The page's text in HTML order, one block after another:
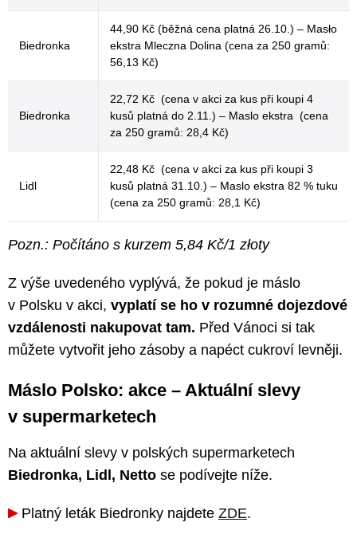
Biedronka
44,90 Kč (běžná cena platná 26.10.) – Masło
ekstra Mleczna Dolina (cena za 250 gramů:
56,13 Kč)
Biedronka
22,72 Kč (cena v akci za kus při koupi 4
kusů platná do 2.11.) – Maslo ekstra (cena
za 250 gramů: 28,4 Kč)
Lidl
22,48 Kč (cena v akci za kus při koupi 3
kusů platná 31.10.) – Maslo ekstra 82 % tuku
(cena za 250 gramů: 28,1 Kč)
Pozn.: Počítáno s kurzem 5,84 Kč/1 złoty
Z výše uvedeného vyplývá, že pokud je máslo
v Polsku v akci, vyplatí se ho v rozumné dojezdové
vzdálenosti nakupovat tam. Před Vánoci si tak
můžete vytvořit jeho zásoby a napéct cukroví levněji.
Máslo Polsko: akce – Aktuální slevy
v supermarketech
Na aktuální slevy v polských supermarketech
Biedronka, Lidl, Netto se podívejte níže.
Platný leták Biedronky najdete ZDE.